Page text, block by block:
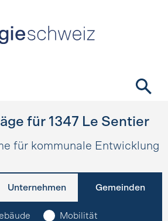
für 1347 Le Sentier
für kommunale Entwicklung
Unternehmen Gemeinden
Mobilität